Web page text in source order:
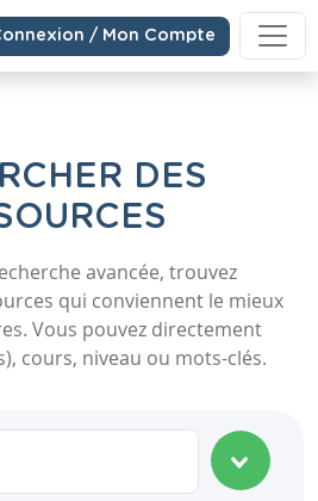
/ Mon Compte
DES
avancée, trouvez
qui conviennent le mieux
Vous pouvez directement
cours, niveau ou mots-clés.